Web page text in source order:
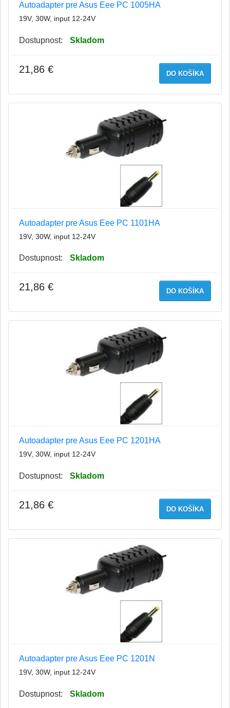
Autoadapter pre Asus Eee PC 1005HA
19V, 30W, input 12-24V
Dostupnost: Skladom
DO KOŠÍKA
21,86 €
Autoadapter pre Asus Eee PC 1101HA
19V, 30W, input 12-24V
Dostupnost: Skladom
DO KOŠÍKA
21,86 €
Autoadapter pre Asus Eee PC 1201HA
19V, 30W, input 12-24V
Dostupnost: Skladom
DO KOŠÍKA
21,86 €
Autoadapter pre Asus Eee PC 1201N
19V, 30W, input 12-24V
Dostupnost: Skladom